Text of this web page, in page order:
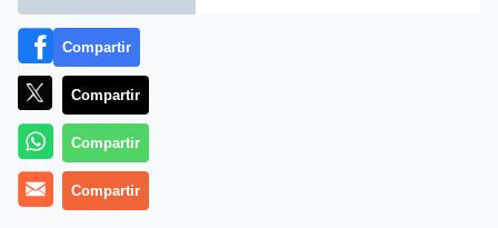
El presidente de Colombia,
Compartir
Compartir
Compartir
Compartir